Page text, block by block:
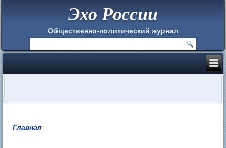
Эхо России
Общественно-политический журнал
Главная